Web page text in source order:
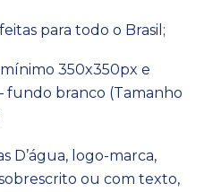
para todo o Brasil;
350x350px e
fundo branco (Tamanho
D’água, logo-marca,
ou com texto,